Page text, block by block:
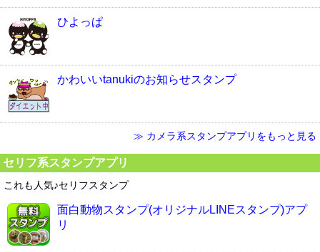
ひよっぱ
かわいいtanukiのお知らせスタンプ
≫ カメラ系スタンプアプリをもっと見る
セリフ系スタンプアプリ
これも人気♪セリフスタンプ
面白動物スタンプ(オリジナルLINEスタンプ)アプ
リ